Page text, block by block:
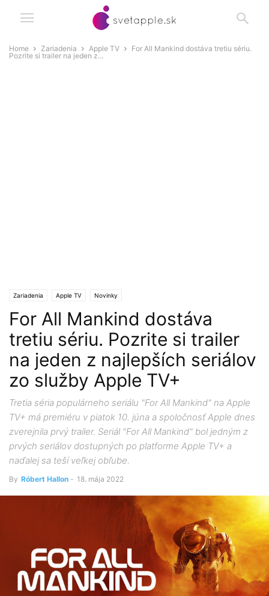
Home Zariadenia Apple TV
For All Mankind dostáva tretiu sériu.
Pozrite si trailer na jeden z...
Zariadenia Apple TV Novinky
For All Mankind dostáva
tretiu sériu. Pozrite si trailer
na jeden z najlepších seriálov
zo služby Apple TV+
Tretia séria populárneho seriálu "For All Mankind" na Apple
TV+ má premiéru v piatok 10. júna a spoločnosť Apple dnes
zverejnila prvý trailer. Seriál "For All Mankind" bol jedným z
prvých seriálov dostupných po platforme Apple TV+ a
naďalej sa teší veľkej obľube.
By Róbert Hallon - 18. mája 2022